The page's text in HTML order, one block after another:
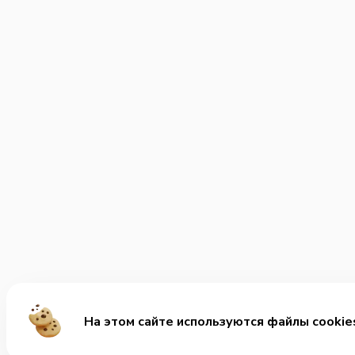
На этом сайте используются файлы